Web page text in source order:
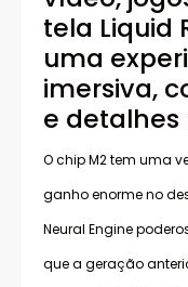
tela Liquid
uma
imersiva,
e detalhes
O chip M2 tem uma
ganho enorme no
Neural Engine
que a geração